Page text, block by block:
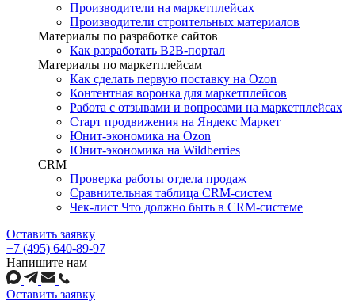
Производители на маркетплейсах
Производители строительных материалов
Материалы по разработке сайтов
Как разработать B2B-портал
Материалы по маркетплейсам
Как сделать первую поставку на Ozon
Контентная воронка для маркетплейсов
Работа с отзывами и вопросами на маркетплейсах
Старт продвижения на Яндекс Маркет
Юнит-экономика на Ozon
Юнит-экономика на Wildberries
CRM
Проверка работы отдела продаж
Сравнительная таблица CRM-систем
Чек-лист Что должно быть в CRM-системе
Оставить заявку
+7 (495) 640-89-97
Напишите нам
Оставить заявку